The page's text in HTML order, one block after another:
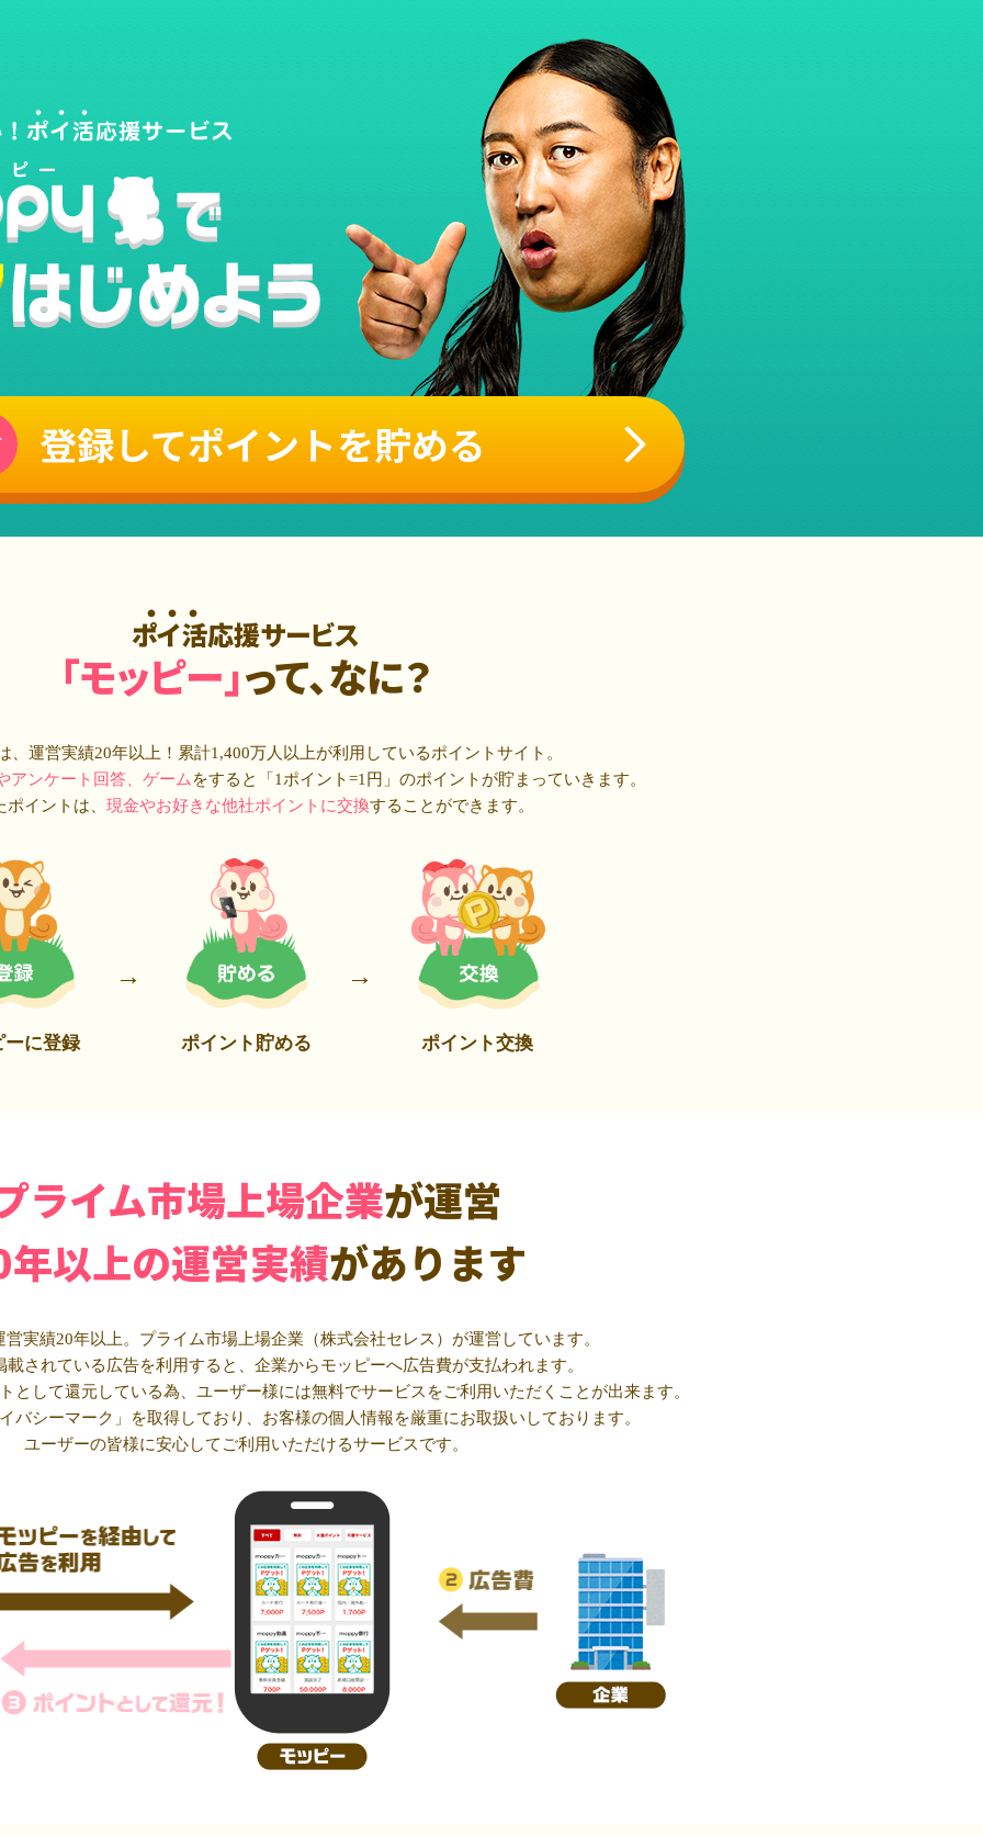
登録してポイントを貯める
ポイ活応援サービス
「モッピー」って、なに？
、運営実績20年以上！累計1,400万人 以上が利用しているポイントサイト。
アンケート回答、ゲーム をすると「1ポイント=1円」のポイントが貯まっていきます。
ポイントは、 現金やお好きな他社ポイントに交換することができます。
ーに登録 ポイント貯める ポイント交換
ライム市場上場企業が運営
以上の運営実績があります
実績20年以上。プライム市場上場企業（株式会社セレス）が運営しています。
載されている広告を利用すると、企業からモッピーへ広告費が支払われます。
として還元している為、ユーザー様には無料でサービスをご利用いただくことが出来ます。
バシーマーク」を取得しており、お客様の個人情報を厳重にお取扱いしております。
ユーザーの皆様に安心してご利用いただけるサービスです。